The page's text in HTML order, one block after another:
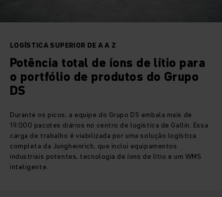
LOGÍSTICA SUPERIOR DE A A Z
Potência total de íons de lítio para
o portfólio de produtos do Grupo
DS
Durante os picos, a equipe do Grupo DS embala mais de
19.000 pacotes diários no centro de logística de Gallin. Essa
carga de trabalho é viabilizada por uma solução logística
completa da Jungheinrich, que inclui equipamentos
industriais potentes, tecnologia de íons de lítio e um WMS
inteligente.